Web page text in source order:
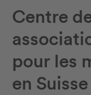
Centre
pour les
en